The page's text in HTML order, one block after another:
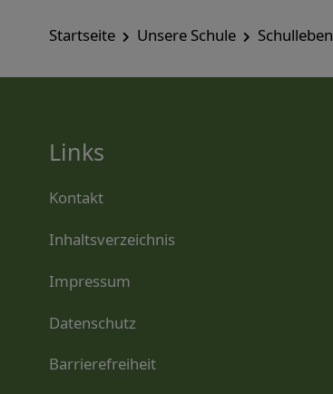
Startseite Unsere Schule Schulleben
Links
Kontakt
Inhaltsverzeichnis
Impressum
Datenschutz
Barrierefreiheit